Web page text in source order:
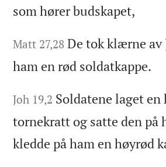
som hører budskapet,
Matt 27,28 De tok klærne av
ham en rød soldatkappe.
Joh 19,2 Soldatene laget en
tornekratt og satte den på
kledde på ham en høyrød